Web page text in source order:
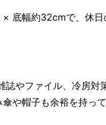
底幅約32cmで、休日
誌やファイル、冷房対
や帽子も余裕を持っ